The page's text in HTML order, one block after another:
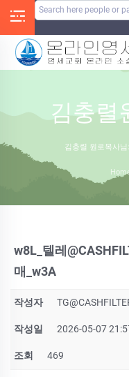
김충렬
김충렬 원로목사
w8L_텔레
매_w3A
작성자
작성일 2026-05-07
조회 469